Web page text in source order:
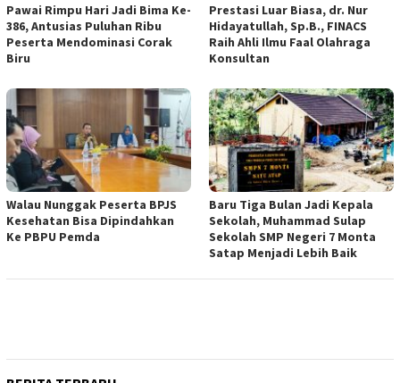
Pawai Rimpu Hari Jadi Bima Ke-
386, Antusias Puluhan Ribu
Peserta Mendominasi Corak
Biru
Prestasi Luar Biasa, dr. Nur
Hidayatullah, Sp.B., FINACS
Raih Ahli Ilmu Faal Olahraga
Konsultan
Walau Nunggak Peserta BPJS
Kesehatan Bisa Dipindahkan
Ke PBPU Pemda
Baru Tiga Bulan Jadi Kepala
Sekolah, Muhammad Sulap
Sekolah SMP Negeri 7 Monta
Satap Menjadi Lebih Baik